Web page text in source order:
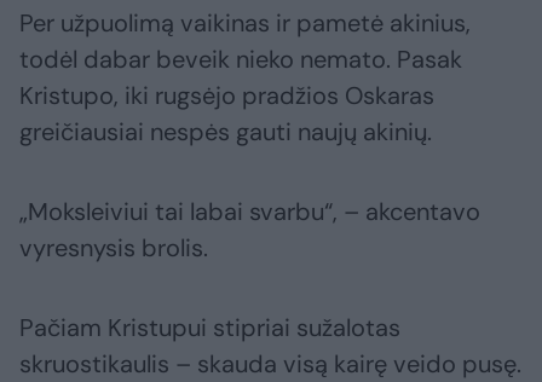
Per užpuolimą vaikinas ir pametė akinius,
todėl dabar beveik nieko nemato. Pasak
Kristupo, iki rugsėjo pradžios Oskaras
greičiausiai nespės gauti naujų akinių.
„Moksleiviui tai labai svarbu“, – akcentavo
vyresnysis brolis.
Pačiam Kristupui stipriai sužalotas
skruostikaulis – skauda visą kairę veido pusę.